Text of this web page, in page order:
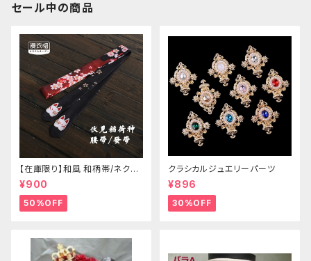
セール中の商品
【在庫限り】和風 和柄帯/ネクタ
イ/リボン（狐面/金魚
¥900
50%OFF
クラシカルジュエリーパーツ
¥896
30%OFF